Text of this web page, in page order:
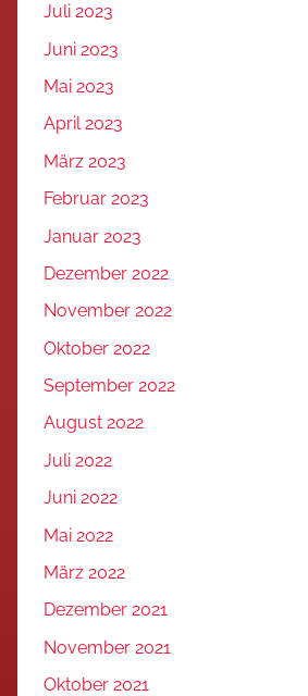
Juli 2023
Juni 2023
Mai 2023
April 2023
März 2023
Februar 2023
Januar 2023
Dezember 2022
November 2022
Oktober 2022
September 2022
August 2022
Juli 2022
Juni 2022
Mai 2022
März 2022
Dezember 2021
November 2021
Oktober 2021